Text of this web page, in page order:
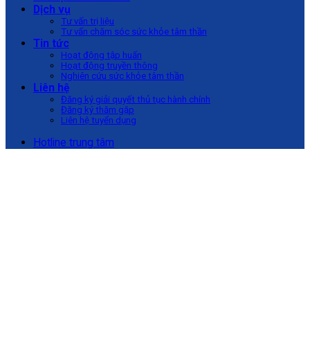
Dịch vụ
Tư vấn trị liệu
Tư vấn chăm sóc sức khỏe tâm thần
Tin tức
Hoạt động tập huấn
Hoạt động truyền thông
Nghiên cứu sức khỏe tâm thần
Liên hệ
Đăng ký giải quyết thủ tục hành chính
Đăng ký thăm gặp
Liên hệ tuyển dụng
Hotline trung tâm